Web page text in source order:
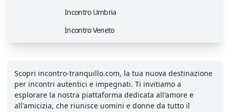
Incontro Umbria
Incontro Veneto
Scopri incontro-tranquillo.com, la tua nuova destinazione
per incontri autentici e impegnati. Ti invitiamo a
esplorare la nostra piattaforma dedicata all'amore e
all'amicizia, che riunisce uomini e donne da tutto il